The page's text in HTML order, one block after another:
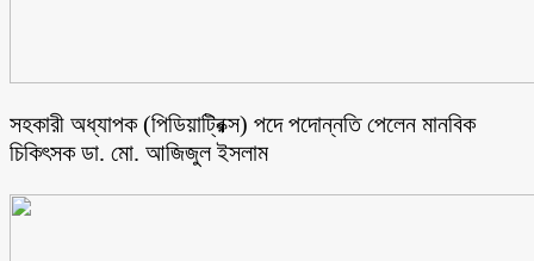
সহকারী অধ্যাপক (পিডিয়াট্রিক্স) পদে পদোন্নতি পেলেন মানবিক
চিকিৎসক ডা. মো. আজিজুল ইসলাম